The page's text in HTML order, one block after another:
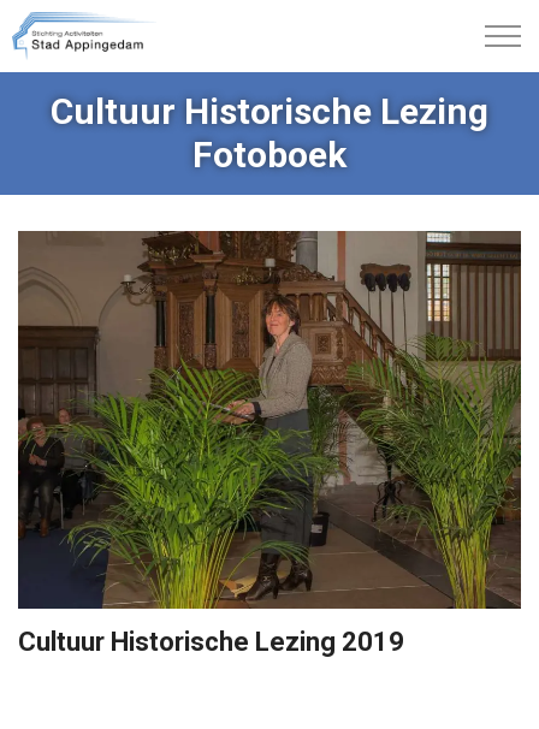
Cultuur Historische Lezing
Fotoboek
Cultuur Historische Lezing 2019